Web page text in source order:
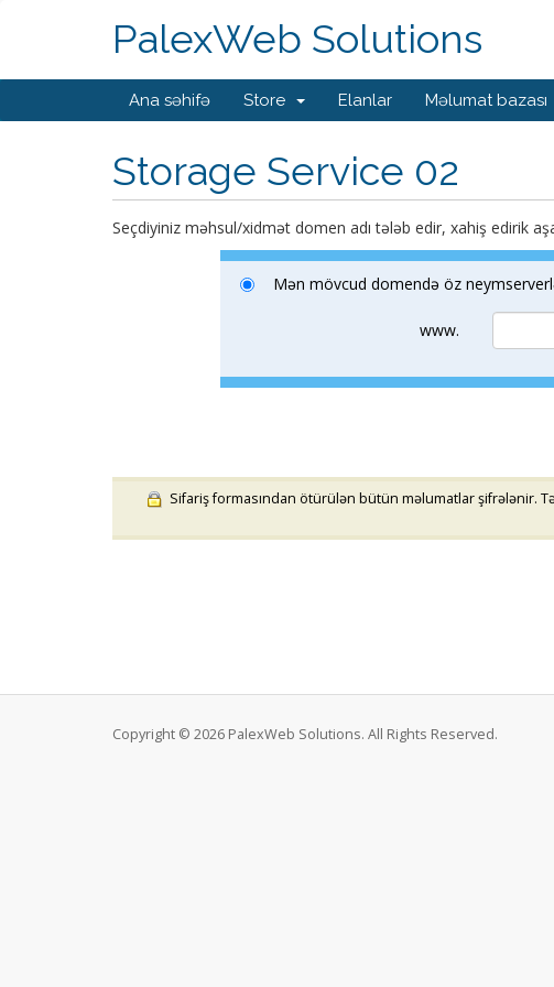
PalexWeb Solutions
Ana səhifə Store Elanlar Məlumat bazası
Storage Service 02
Seçdiyiniz məhsul/xidmət domen adı tələb edir, xahiş edirik
Mən mövcud domendə öz
www.
Sifariş formasından ötürülən bütün məlumatlar şifrələnir.
Copyright © 2026 PalexWeb Solutions. All Rights Reserved.